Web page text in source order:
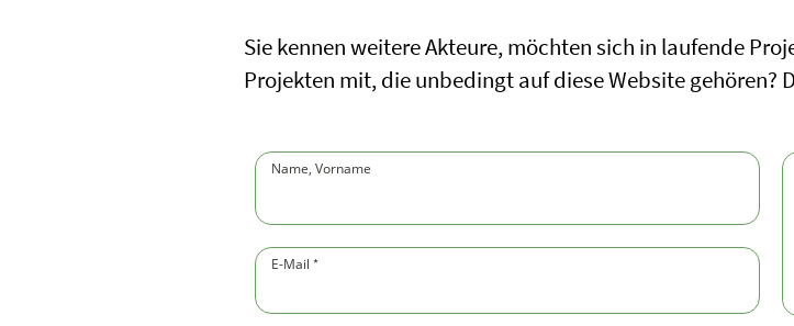
Sie kennen weitere Akteure, möchten sich in laufende
Projekten mit, die unbedingt auf diese Website gehören?
Name, Vorname
E-Mail *(Pflichtfeld)